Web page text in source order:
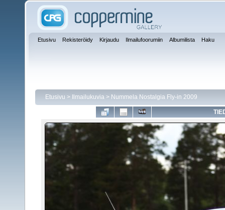
Etusivu Rekisteröidy Kirjaudu Ilmailufoorumiin Albumilista Haku
Etusivu > Ilmailukuvia > Nummela Nostalgia Fly-in 2009